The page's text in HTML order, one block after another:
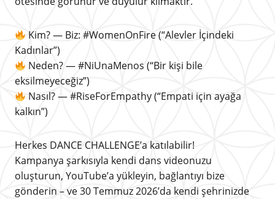
Kim? — Biz: #WomenOnFire (“Alevler İçindeki
Kadınlar”)
Neden? — #NiUnaMenos (“Bir kişi bile
eksilmeyeceğiz”)
Nasıl? — #RiseForEmpathy (“Empati için ayağa
kalkın”)
Herkes DANCE CHALLENGE’a katılabilir!
Kampanya şarkısıyla kendi dans videonuzu
oluşturun, YouTube’a yükleyin, bağlantıyı bize
gönderin – ve 30 Temmuz 2026’da kendi şehrinizde